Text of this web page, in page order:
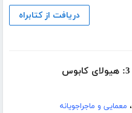
دریافت از کتابراه
، معمایی و ماجراجویانه